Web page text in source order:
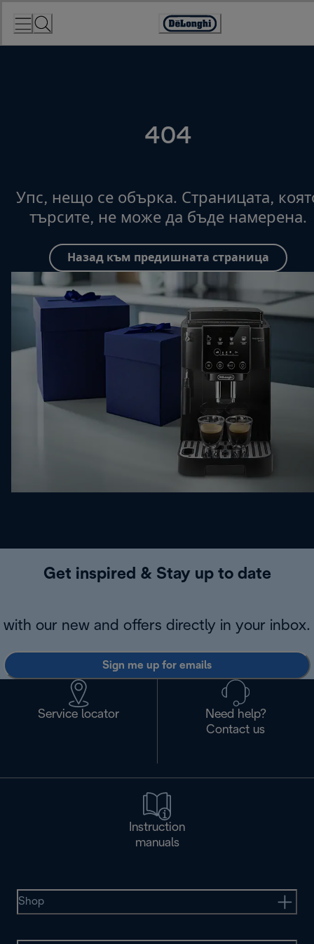
Accessibility
Statement
404
Упс, нещо се обърка. Страницата,
търсите, не може да бъде намерена.
Назад към предишната страница
Get inspired & Stay up to date
with our new and offers directly in your inbox.
Sign me up for emails
Service locator
Need help?
Contact us
Instruction
manuals
Shop